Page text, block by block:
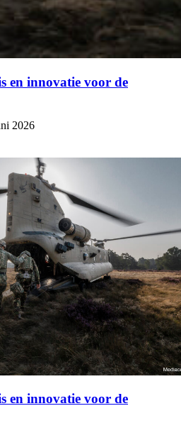
en innovatie voor de
2026
en innovatie voor de